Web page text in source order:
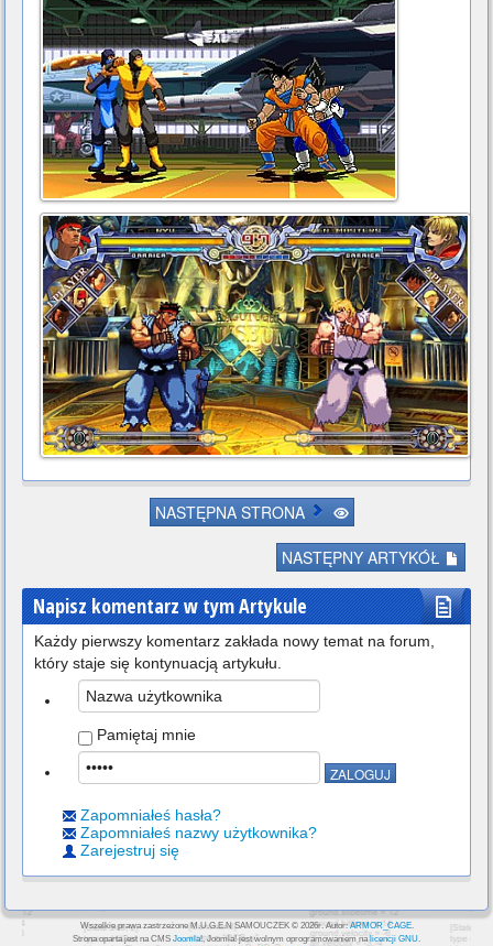
NASTĘPNA STRONA
NASTĘPNY ARTYKÓŁ
Napisz komentarz w tym Artykule
Każdy pierwszy komentarz zakłada nowy temat na forum,
który staje się kontynuacją artykułu.
Pamiętaj mnie
Zapomniałeś hasła?
Zapomniałeś nazwy użytkownika?
Zarejestruj się
Wszelkie prawa zastrzeżone M.U.G.E.N SAMOUCZEK © 2026r. Autor:ARMOR_CAGE.
Strona oparta jest na CMS Joomla!, Joomla! jest wolnym oprogramowaniem na licencji GNU.